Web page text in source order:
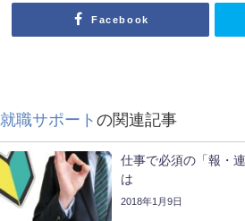
Facebook
就職サポートの関連記事
仕事で必須の「報・
は
2018年1月9日